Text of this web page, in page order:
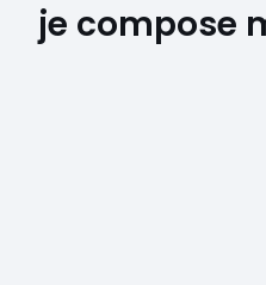
je compose